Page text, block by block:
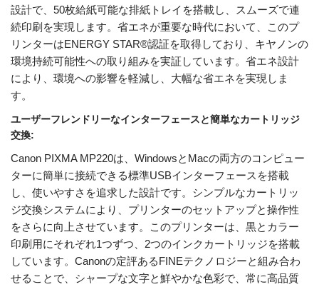
設計で、50枚給紙可能な排紙トレイを搭載し、スムーズで連
続印刷を実現します。省エネが重要な時代において、このプ
リンターはENERGY STAR®認証を取得しており、キヤノンの
環境持続可能性への取り組みを実証しています。省エネ設計
により、環境への影響を軽減し、大幅な省エネを実現しま
す。
ユーザーフレンドリーなインターフェースと簡単なカートリッジ
交換:
Canon PIXMA MP220は、WindowsとMacの両方のコンピュー
ターに簡単に接続できる標準USBインターフェースを搭載
し、使いやすさを追求した設計です。シンプルなカートリッ
ジ交換システムにより、プリンターのセットアップと操作性
をさらに向上させています。このプリンターは、黒とカラー
印刷用にそれぞれ1つずつ、2つのインクカートリッジを搭載
しています。Canonの定評あるFINEテクノロジーと組み合わ
せることで、シャープな文字と鮮やかな色彩で、常に高品質